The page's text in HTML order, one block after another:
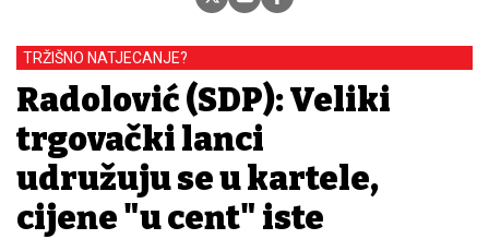
TRŽIŠNO NATJECANJE?
Radolović (SDP): Veliki
trgovački lanci
udružuju se u kartele,
cijene "u cent" iste